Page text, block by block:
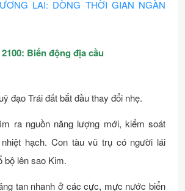
LAI: DÒNG THỜI GIAN NGÀN
Biến động địa cầu
đạo Trái đất bắt đầu thay đổi nhẹ.
ra nguồn năng lượng mới, kiểm soát
hạch. Con tàu vũ trụ có người lái
bộ lên sao Kim.
tan nhanh ở các cực, mực nước biển